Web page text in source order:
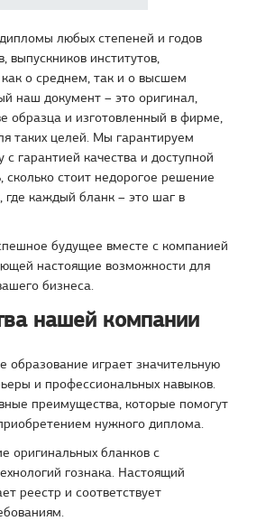
любых степеней и годов
выпускников институтов,
как о среднем, так и о высшем
наш документ – это оригинал,
образца и изготовленный в фирме,
таких целей. Мы гарантируем
гарантией качества и доступной
сколько стоит недорогое решение
где каждый бланк – это шаг в
будущее вместе с компанией
настоящие возможности для
бизнеса.
нашей компании
образование играет значительную
и профессиональных навыков.
преимущества, которые помогут
нужного диплома.
оригинальных бланков с
гознака. Настоящий
реестр и соответствует